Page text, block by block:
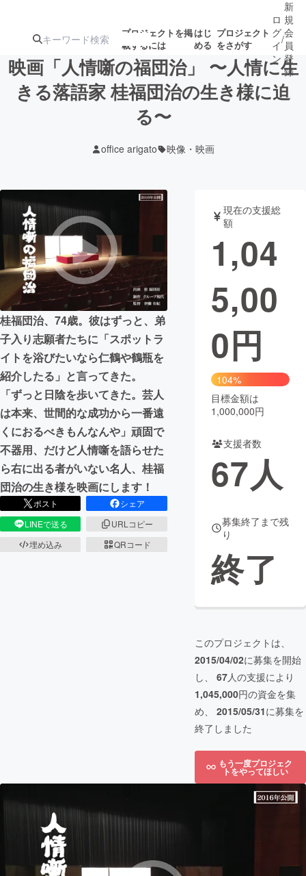
プロジェクトを掲
載するには
はじ
める
プロジェクト
をさがす
注目の新着プロ募集終了が近いプ
テクノロジー・ガジェット
映像・映画 書籍・雑誌
ビジネス・起業 チャレンジ
まちづくり・地域活性化
CAMPFIRE for Social Good
CAMPFIRE Creation
CAMPFIREふるさと納税machi-ya コミュニティ
ロ
グ
イ
ン
/
新
規
会
員
登
録
映画「人情噺の福団治」 〜人情に生
きる落語家 桂福団治の生き様に迫
る〜
office arigato 映像・映画
桂福団治、74歳。彼はずっと、弟
子入り志願者たちに「スポットラ
イトを浴びたいなら仁鶴や鶴瓶を
紹介したる」と言ってきた。
「ずっと日陰を歩いてきた。芸人
は本来、世間的な成功から一番遠
くにおるべきもんなんや」頑固で
不器用、だけど人情噺を語らせた
ら右に出る者がいない名人、桂福
団治の生き様を映画にします！
ポスト
シェア
LINEで送る
URLコピー
埋め込み
QRコード
現在の支援総
額
1,04
5,00
0円
104%
目標金額は
1,000,000円
支援者数
67人
募集終了まで残
り
終了
このプロジェクトは、
2015/04/02に募集を開始
し、 67人の支援により
1,045,000円の資金を集
め、 2015/05/31に募集を
終了しました
もう一度プロジェク
トをやってほしい